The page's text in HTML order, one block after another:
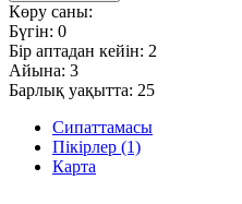
Көру саны:
Бүгін: 0
Бір аптадан кейін: 2
Айына: 3
Барлық уақытта: 25
Сипаттамасы
Пікірлер (1)
Карта